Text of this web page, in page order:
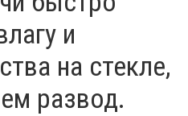
и
на стекле,
развод.